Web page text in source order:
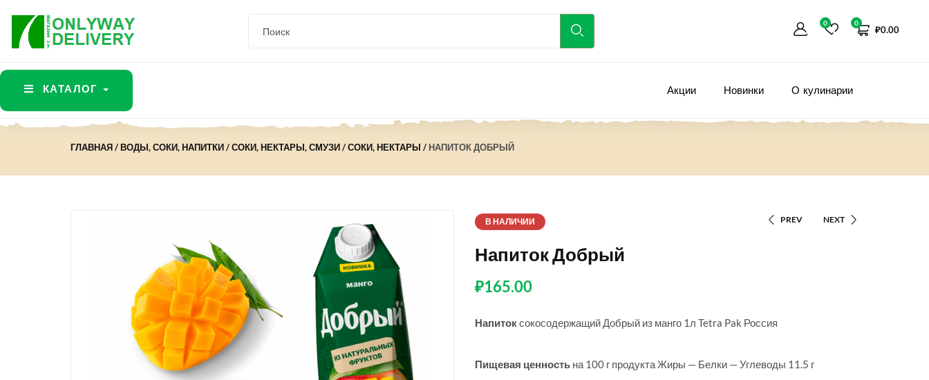
0
₽0.00
0
КАТАЛОГ Акции Новинки О кулинарии
ГЛАВНАЯ ВОДЫ, СОКИ, НАПИТКИ СОКИ, НЕКТАРЫ, СМУЗИ СОКИ, НЕКТАРЫ НАПИТОК ДОБРЫЙ
В НАЛИЧИИ PREV NEXT
Напиток Добрый
₽165.00
Напитоксокосодержащий Добрый из манго 1л Tetra Pak Россия
Пищевая ценность на 100 г продукта Жиры — Белки — Углеводы 11.5 г